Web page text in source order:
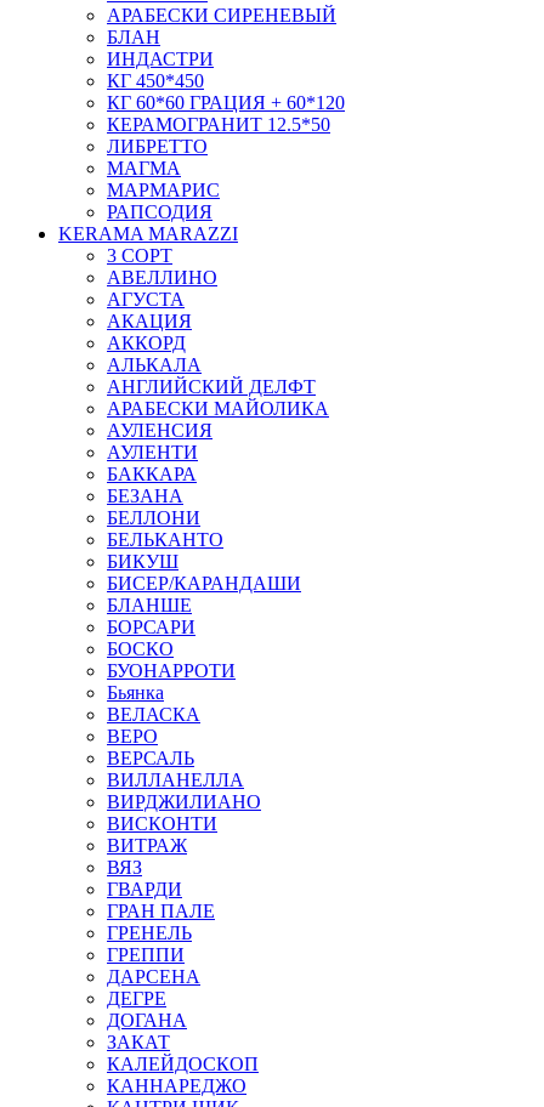
АРАБЕСКИ СИРЕНЕВЫЙ
БЛАН
ИНДАСТРИ
КГ 450*450
КГ 60*60 ГРАЦИЯ + 60*120
КЕРАМОГРАНИТ 12.5*50
ЛИБРЕТТО
МАГМА
МАРМАРИС
РАПСОДИЯ
KERAMA MARAZZI
3 СОРТ
АВЕЛЛИНО
АГУСТА
АКАЦИЯ
АККОРД
АЛЬКАЛА
АНГЛИЙСКИЙ ДЕЛФТ
АРАБЕСКИ МАЙОЛИКА
АУЛЕНСИЯ
АУЛЕНТИ
БАККАРА
БЕЗАНА
БЕЛЛОНИ
БЕЛЬКАНТО
БИКУШ
БИСЕР/КАРАНДАШИ
БЛАНШЕ
БОРСАРИ
БОСКО
БУОНАРРОТИ
Бьянка
ВЕЛАСКА
ВЕРО
ВЕРСАЛЬ
ВИЛЛАНЕЛЛА
ВИРДЖИЛИАНО
ВИСКОНТИ
ВИТРАЖ
ВЯЗ
ГВАРДИ
ГРАН ПАЛЕ
ГРЕНЕЛЬ
ГРЕППИ
ДАРСЕНА
ДЕГРЕ
ДОГАНА
ЗАКАТ
КАЛЕЙДОСКОП
КАННАРЕДЖО